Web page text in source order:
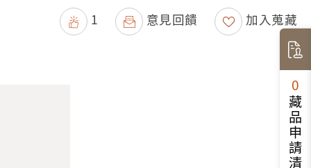
1 意見回饋 加入蒐藏
0
藏品申請清單